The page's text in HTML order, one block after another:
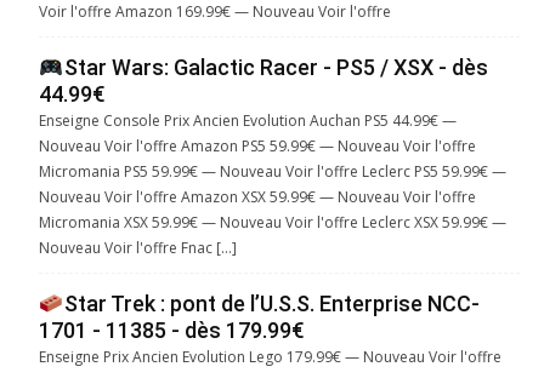
Voir l'offre Amazon 169.99€ — Nouveau Voir l'offre
Star Wars: Galactic Racer - PS5 / XSX - dès
44.99€
Enseigne Console Prix Ancien Evolution Auchan PS5 44.99€ —
Nouveau Voir l'offre Amazon PS5 59.99€ — Nouveau Voir l'offre
Micromania PS5 59.99€ — Nouveau Voir l'offre Leclerc PS5 59.99€ —
Nouveau Voir l'offre Amazon XSX 59.99€ — Nouveau Voir l'offre
Micromania XSX 59.99€ — Nouveau Voir l'offre Leclerc XSX 59.99€ —
Nouveau Voir l'offre Fnac […]
Star Trek : pont de l’U.S.S. Enterprise NCC-
1701 - 11385 - dès 179.99€
Enseigne Prix Ancien Evolution Lego 179.99€ — Nouveau Voir l'offre